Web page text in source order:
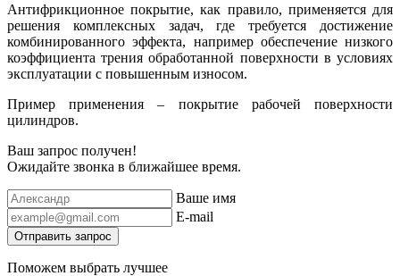
Антифрикционное покрытие, как правило, применяется для
решения комплексных задач, где требуется достижение
комбинированного эффекта, например обеспечение низкого
коэффициента трения обработанной поверхности в условиях
эксплуатации с повышенным износом.
Пример применения – покрытие рабочей поверхности
цилиндров.
Ваш запрос получен!
Ожидайте звонка в ближайшее время.
Ваше имя
E-mail
Отправить запрос
Поможем выбрать лучшее